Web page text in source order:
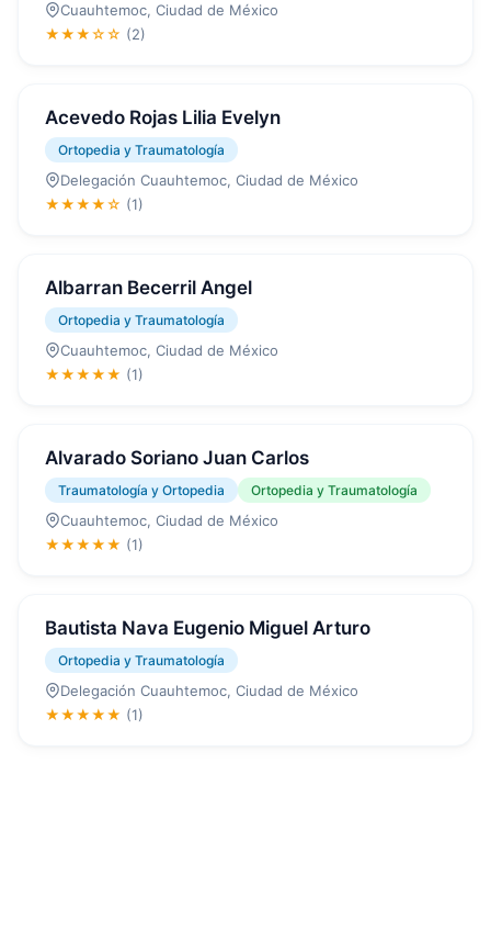
Cuauhtemoc, Ciudad de México
★★★☆☆ (2)
Acevedo Rojas Lilia Evelyn
Ortopedia y Traumatología
Delegación Cuauhtemoc, Ciudad de México
★★★★☆ (1)
Albarran Becerril Angel
Ortopedia y Traumatología
Cuauhtemoc, Ciudad de México
★★★★★ (1)
Alvarado Soriano Juan Carlos
Traumatología y Ortopedia Ortopedia y Traumatología
Cuauhtemoc, Ciudad de México
★★★★★ (1)
Bautista Nava Eugenio Miguel Arturo
Ortopedia y Traumatología
Delegación Cuauhtemoc, Ciudad de México
★★★★★ (1)